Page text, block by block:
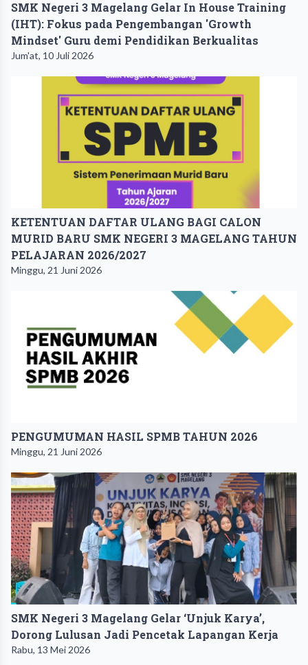
SMK Negeri 3 Magelang Gelar In House Training
(IHT): Fokus pada Pengembangan 'Growth
Mindset' Guru demi Pendidikan Berkualitas
Jum'at, 10 Juli 2026
KETENTUAN DAFTAR ULANG BAGI CALON
MURID BARU SMK NEGERI 3 MAGELANG TAHUN
PELAJARAN 2026/2027
Minggu, 21 Juni 2026
PENGUMUMAN HASIL SPMB TAHUN 2026
Minggu, 21 Juni 2026
SMK Negeri 3 Magelang Gelar ‘Unjuk Karya’,
Dorong Lulusan Jadi Pencetak Lapangan Kerja
Rabu, 13 Mei 2026